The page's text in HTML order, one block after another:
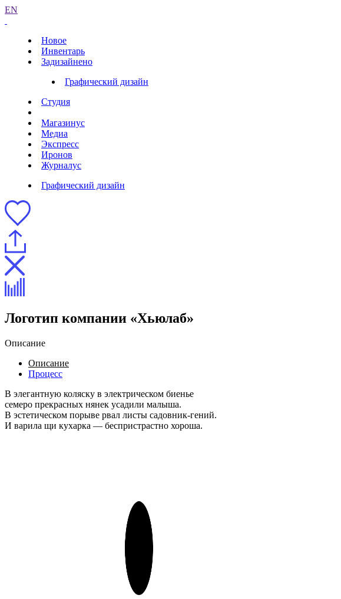
EN
Новое
Инвентарь
Задизайнено
Графический дизайн
Студия
Магазинус
Медиа
Экспресс
Иронов
Журналус
Графический дизайн
Логотип компании «Хьюлаб»
Описание
Описание
Процесс
В элегантную коляску в электрическом биенье
семеро прекрасных нянек усадили малыша.
В эстетическом порыве рвал листы садовник-гений.
И варила щи кухарка — беспристрастно хороша.